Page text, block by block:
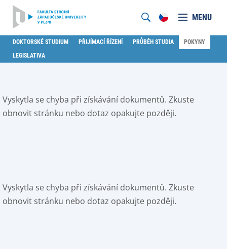
MENU
DOKTORSKÉ STUDIUM PŘIJÍMACÍ ŘÍZENÍ PRŮBĚH STUDIA
POKYNY
LEGISLATIVA
Vyskytla se chyba při získávání dokumentů. Zkuste
obnovit stránku nebo dotaz opakujte později.
Vyskytla se chyba při získávání dokumentů. Zkuste
obnovit stránku nebo dotaz opakujte později.